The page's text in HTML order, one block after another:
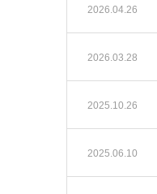
2026.04.26
2026.03.28
2025.10.26
2025.06.10